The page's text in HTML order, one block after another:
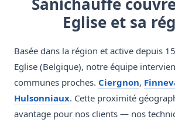
Sanichauffe
Eglise et sa
Basée dans la région et active depuis
Eglise (Belgique), notre équipe
communes proches. Ciergnon,
Hulsonniaux. Cette proximité
avantage pour nos clients — nos